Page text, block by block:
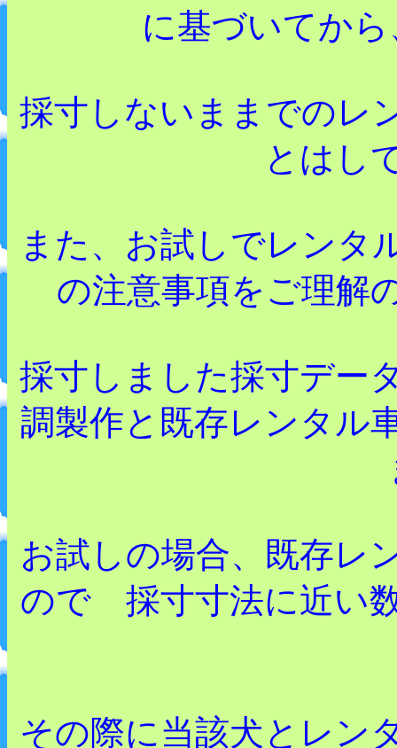
に基づいてか
採寸しないままでのレ
とはし
また、お試しでレンタ
の注意事項をご理解
採寸しました採寸デー
調製作と既存レンタル
お試しの場合、既存レ
ので 採寸寸法に近い
その際に当該犬とレン